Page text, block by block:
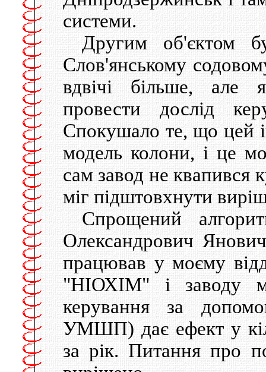
системи.
Другим об'єктом
Слов'янському
вдвічі більше,
провести дослід
Спокушало те, що цей
модель колони, і це
сам завод не квапився
міг підштовхнути
Спрощений
Олександрович
працював у моєму
"НІОХІМ" і заводу
керування за
УМШП) дає ефект у
за рік. Питання про